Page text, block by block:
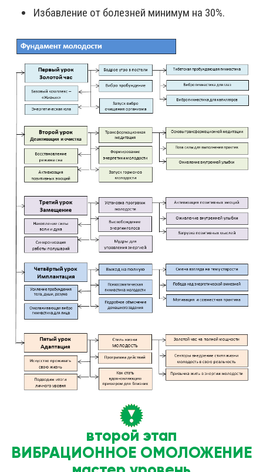
Избавление от болезней минимум на 30%.
второй этап
ВИБРАЦИОННОЕ ОМОЛОЖЕНИЕ